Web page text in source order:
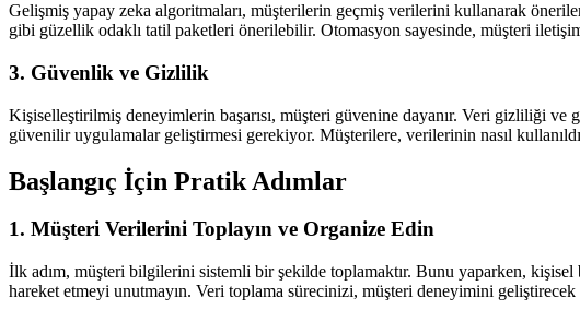
Gelişmiş yapay zeka algoritmaları, müşterilerin geçmiş verilerini kullanarak
gibi güzellik odaklı tatil paketleri önerilebilir. Otomasyon sayesinde, müşteri
3. Güvenlik ve Gizlilik
Kişiselleştirilmiş deneyimlerin başarısı, müşteri güvenine dayanır. Veri gizliliği
güvenilir uygulamalar geliştirmesi gerekiyor. Müşterilere, verilerinin nasıl
Başlangıç İçin Pratik Adımlar
1. Müşteri Verilerini Toplayın ve Organize Edin
İlk adım, müşteri bilgilerini sistemli bir şekilde toplamaktır. Bunu yaparken,
hareket etmeyi unutmayın. Veri toplama sürecinizi, müşteri deneyimini geliştirecek